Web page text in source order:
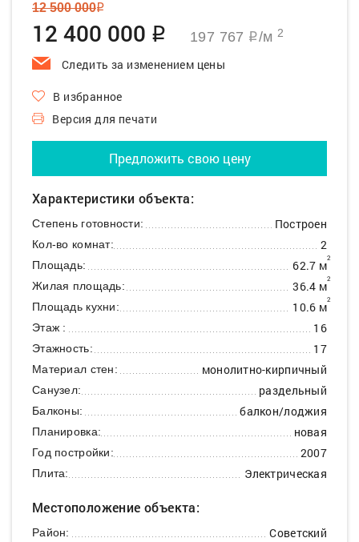
12 500 000q
12 400 000 q 197 767 q/м 2
Следить за изменением цены
В избранное
Версия для печати
Предложить свою цену
Характеристики объекта:
Степень готовности: Построен
Кол-во комнат: 2
Площадь: 62.7 м2
Жилая площадь: 36.4 м2
Площадь кухни: 10.6 м2
Этаж : 16
Этажность: 17
Материал стен: монолитно-кирпичный
Санузел: раздельный
Балконы: балкон/лоджия
Планировка: новая
Год постройки: 2007
Плита: Электрическая
Местоположение объекта:
Район: Советский